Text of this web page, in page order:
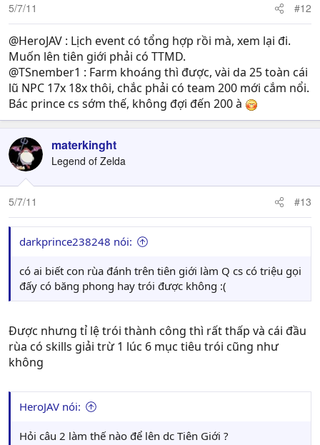
5/7/11 #12
@HeroJAV : Lịch event có tổng hợp rồi mà, xem lại đi.
Muốn lên tiên giới phải có TTMD.
@TSnember1 : Farm khoáng thì được, vài da 25 toàn cái
lũ NPC 17x 18x thôi, chắc phải có team 200 mới cắm nổi.
Bác prince cs sớm thế, không đợi đến 200 à
materkinght
Legend of Zelda
5/7/11 #13
darkprince238248 nói:
có ai biết con rùa đánh trên tiên giới làm Q cs có triệu gọi
đấy có băng phong hay trói được không :(
Được nhưng tỉ lệ trói thành công thì rất thấp và cái đầu
rùa có skills giải trừ 1 lúc 6 mục tiêu trói cũng như
không
HeroJAV nói:
Hỏi câu 2 làm thế nào để lên dc Tiên Giới ?